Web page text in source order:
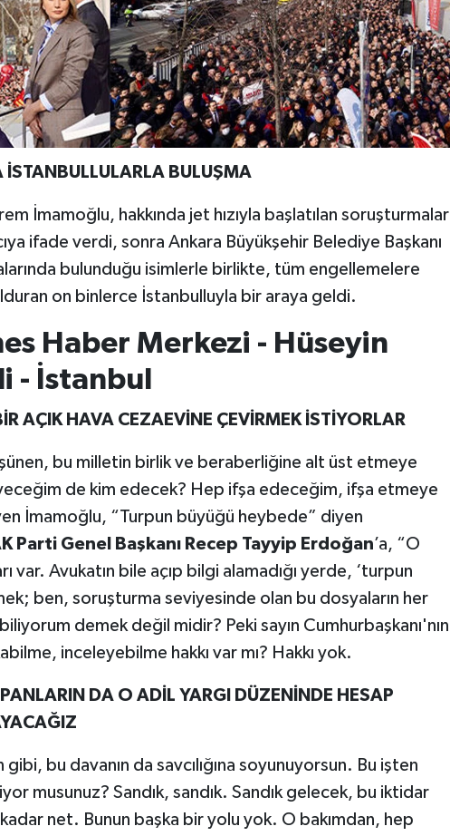
İSTANBULLULARLA BULUŞMA
İmamoğlu, hakkında jet hızıyla başlatılan soruşturmalar
ifade verdi, sonra Ankara Büyükşehir Belediye Başkanı
bulunduğu isimlerle birlikte, tüm engellemelere
on binlerce İstanbulluyla bir araya geldi.
Haber Merkezi - Hüseyin
- İstanbul
AÇIK HAVA CEZAEVİNE ÇEVİRMEK İSTİYORLAR
bu milletin birlik ve beraberliğine alt üst etmeye
de kim edecek? Hep ifşa edeceğim, ifşa etmeye
İmamoğlu, “Turpun büyüğü heybede” diyen
Parti Genel Başkanı Recep Tayyip Erdoğan’a, “O
var. Avukatın bile açıp bilgi alamadığı yerde, ‘turpun
ben, soruşturma seviyesinde olan bu dosyaların her
demek değil midir? Peki sayın Cumhurbaşkanı'nın
inceleyebilme hakkı var mı? Hakkı yok.
DA O ADİL YARGI DÜZENİNDE HESAP
bu davanın da savcılığına soyunuyorsun. Bu işten
musunuz? Sandık, sandık. Sandık gelecek, bu iktidar
net. Bunun başka bir yolu yok. O bakımdan, hep